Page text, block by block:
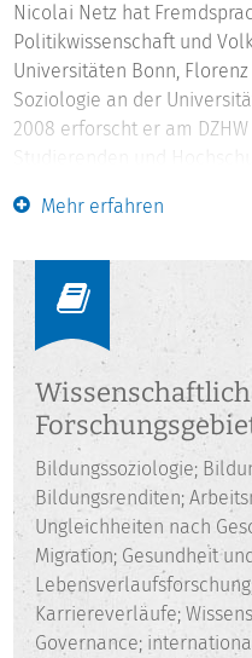
Nicolai Netz hat
Politikwissenschaft und
Universitäten Bonn,
Soziologie an der
2008 erforscht er am
Bildungsentscheidungen,
sowie akademische
Mehr erfahren
Bildungssoziologie;
Bildungsrenditen;
Ungleichheiten nach
Migration; Gesundheit
Karriereverläufe;
Governance;